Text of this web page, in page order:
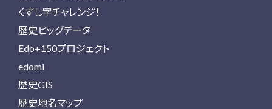
くずし字チャレンジ！
歴史ビッグデータ
Edo+150プロジェクト
edomi
歴史GIS
歴史地名マップ